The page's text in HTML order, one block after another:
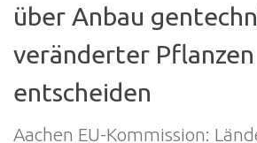
über Anbau
veränderter Pflanzen
entscheiden
Aachen EU-Kommission: